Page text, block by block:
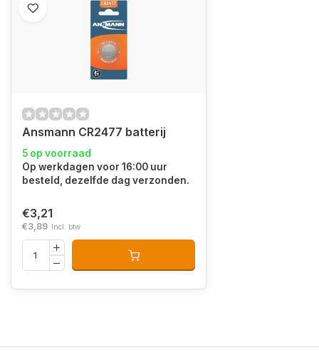
Ansmann CR2477 batterij
5 op voorraad
Op werkdagen voor 16:00 uur
besteld, dezelfde dag verzonden.
€3,21
€3,89 Incl. btw